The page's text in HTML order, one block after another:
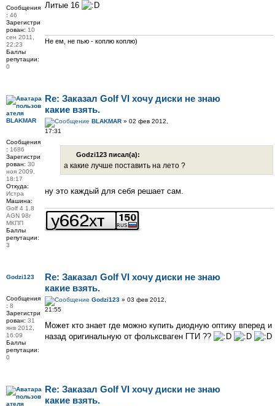
Литые 16
Не ем, не пью - коплю коплю)
Сообщения
: 46
Зарегистри
рован: 10
сен 2011,
22:23
Баллы
репутации:
0
Re: Заказал Golf VI хочу диски не знаю
какие взять.
BLAKMAR » 02 фев 2012,
17:31
Godzi123 писал(а):
а какие лучше поставить на лето ?
ну это каждый для себя решает сам.
BLAKMAR
Сообщения
: 1686
Зарегистри
рован: 30
ноя 2009,
18:17
Откуда:
Истра
Машина:
Golf 4 1.8
AGN 98г
МКПП
Баллы
репутации:
3
Re: Заказал Golf VI хочу диски не знаю
какие взять.
Godzi123 » 03 фев 2012,
21:55
Может кто знает где можно купить диодную оптику вперед и
назад оригинальную от фольксваген ГТИ ??
Godzi123
Сообщения
: 8
Зарегистри
рован: 31
янв 2012,
16:09
Баллы
репутации:
0
Re: Заказал Golf VI хочу диски не знаю
какие взять.